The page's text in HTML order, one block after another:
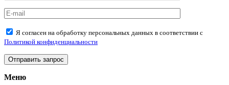
Я согласен на обработку персональных данных в соответствии с
Политикой конфиденциальности
Меню